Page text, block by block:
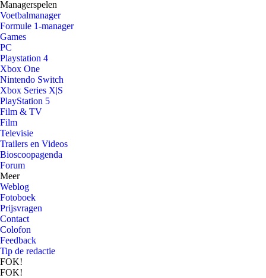
Managerspelen
Voetbalmanager
Formule 1-manager
Games
PC
Playstation 4
Xbox One
Nintendo Switch
Xbox Series X|S
PlayStation 5
Film & TV
Film
Televisie
Trailers en Videos
Bioscoopagenda
Forum
Meer
Weblog
Fotoboek
Prijsvragen
Contact
Colofon
Feedback
Tip de redactie
FOK!
FOK!